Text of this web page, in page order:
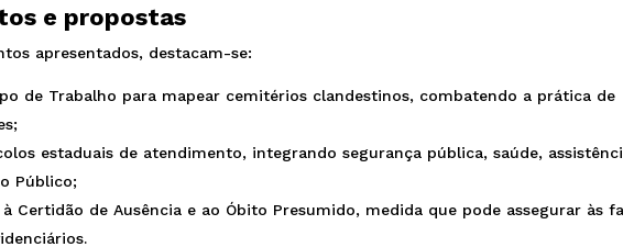
e propostas
apresentados, destacam-se:
de Trabalho para mapear cemitérios clandestinos, combatendo a prática de
estaduais de atendimento, integrando segurança pública, saúde,
Público;
Certidão de Ausência e ao Óbito Presumido, medida que pode assegurar às